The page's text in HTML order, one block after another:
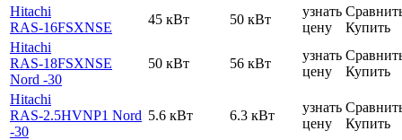
Hitachi
RAS-16FSXNSE
45 кВт 50 кВт
узнать
цену
Купить
Hitachi
RAS-18FSXNSE
Nord -30
50 кВт 56 кВт
узнать
цену
Купить
Hitachi
RAS-2.5HVNP1 Nord
-30
5.6 кВт 6.3 кВт
узнать
цену
Купить